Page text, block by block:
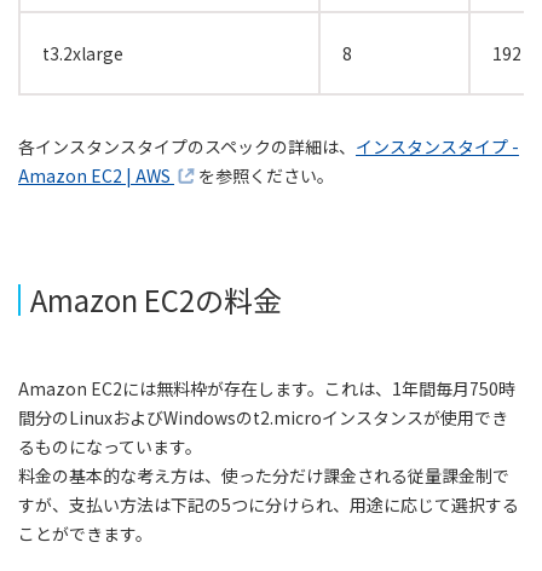
t3.2xlarge 8 192
各インスタンスタイプのスペックの詳細は、 インスタンスタイプ -
Amazon EC2 | AWS
を参照ください。
Amazon EC2の料金
Amazon EC2には無料枠が存在します。これは、1年間毎月750時
間分のLinuxおよびWindowsのt2.microインスタンスが使用でき
るものになっています。
料金の基本的な考え方は、使った分だけ課金される従量課金制で
すが、支払い方法は下記の5つに分けられ、用途に応じて選択する
ことができます。